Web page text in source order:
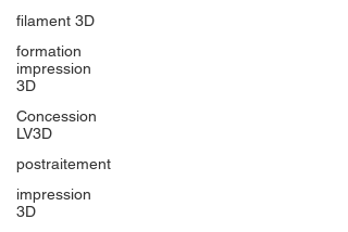
filament 3D
formation
impression
3D
Concession
LV3D
postraitement
impression
3D